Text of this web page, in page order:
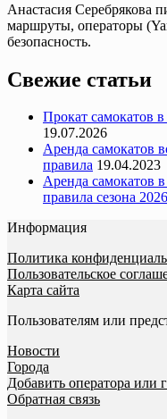
Анастасия Серебрякова
маршруты, операторы
безопасность.
Свежие статьи
Прокат самокатов
19.07.2026
Аренда самокатов
правила 19.04.2023
Аренда самокатов
правила сезона 2026
Информация
Политика
Пользовательское
Карта сайта
Пользователям или
Новости
Города
Добавить оператора или
Обратная связь